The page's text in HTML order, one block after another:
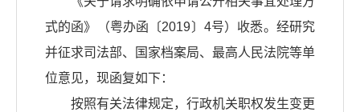
式的函》（粤办函〔2019〕4号）收悉。经研究
并征求司法部、国家档案局、最高人民法院等单
位意见，现函复如下：
按照有关法律规定，行政机关职权发生变更